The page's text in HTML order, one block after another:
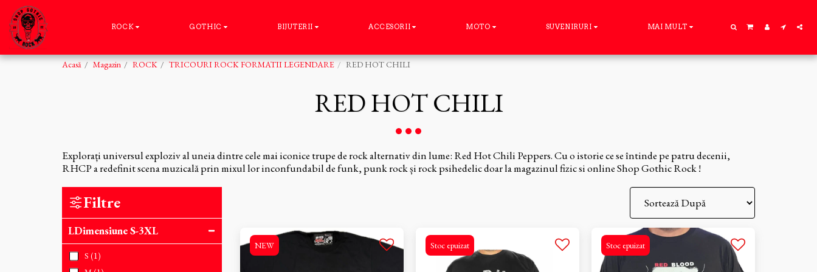
ROCK GOTHIC BIJUTERII ACCESORII MOTO SUVENIRURI MAI MULT
Acasă Magazin ROCK TRICOURI ROCK FORMATII LEGENDARE RED HOT CHILI
RED HOT CHILI
Explorați universul exploziv al uneia dintre cele mai iconice trupe de rock alternativ din lume: Red Hot Chili Peppers. Cu o istorie ce se întinde pe patru decenii,
RHCP a redefinit scena muzicală prin mixul lor inconfundabil de funk, punk rock și rock psihedelic doar la magazinul fizic si online Shop Gothic Rock !
Filtre
LDimensiune S-3XL
S (1)
NEW Stoc epuizat Stoc epuizat